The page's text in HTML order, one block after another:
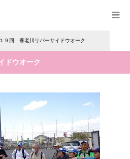
９回 養老川リバーサイドウオーク
ドウオーク